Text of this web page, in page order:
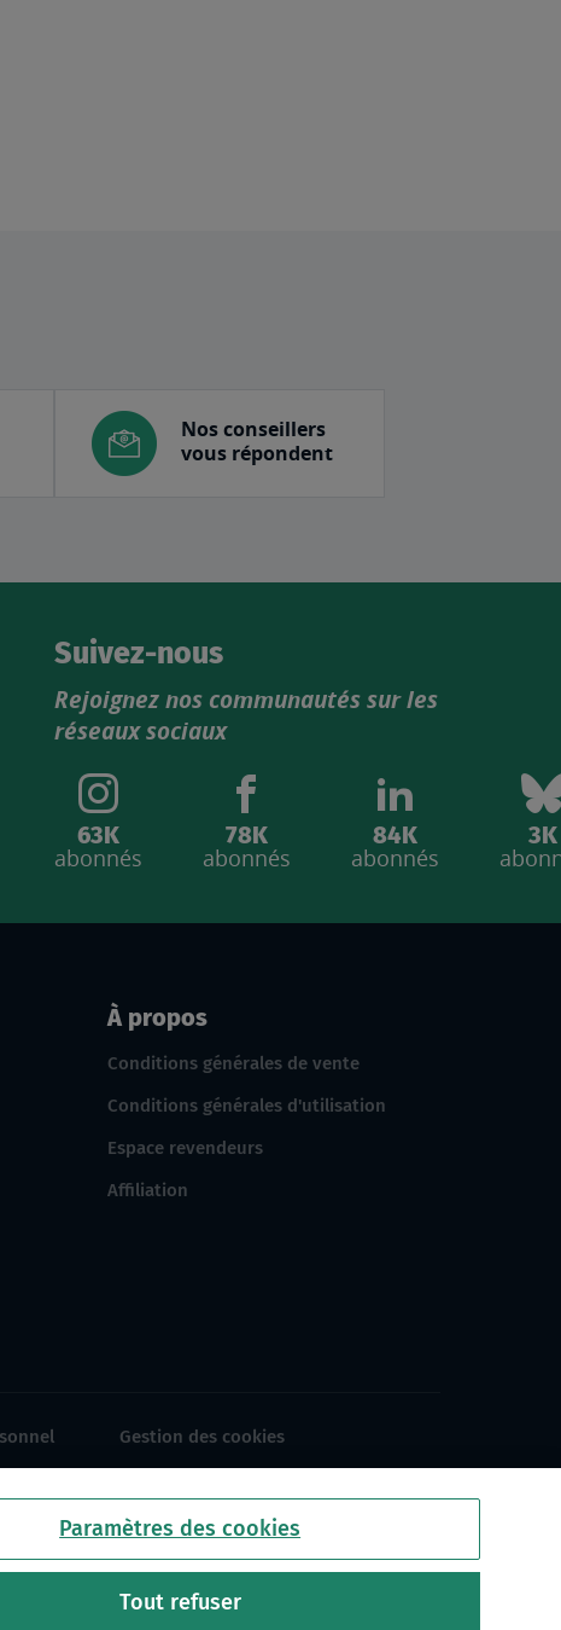
Nos conseillers
vous répondent
Suivez-nous
Rejoignez nos communautés sur les
réseaux sociaux
63K
abonnés
78K
abonnés
84K
abonnés
3K
À propos
Conditions générales de vente
Conditions générales d'utilisation
Espace revendeurs
Affiliation
Gestion des cookies
Paramètres des cookies
Tout refuser